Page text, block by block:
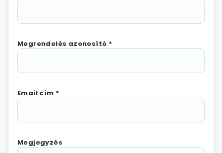
Megrendelés azonosító *
Email cím *
Megjegyzés